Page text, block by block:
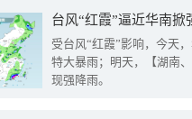
台风“红霞”逼近华南
受台风“红霞”影响，今天
特大暴雨；明天，【湖南
现强降雨。